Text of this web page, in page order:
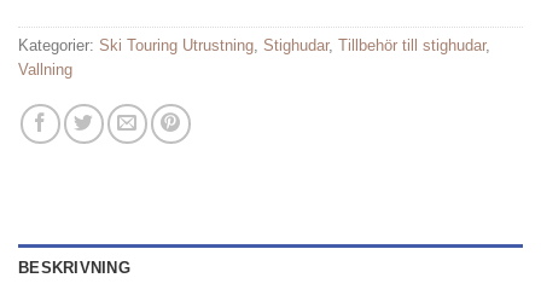
Kategorier: Ski Touring Utrustning, Stighudar, Tillbehör till stighudar,
Vallning
BESKRIVNING